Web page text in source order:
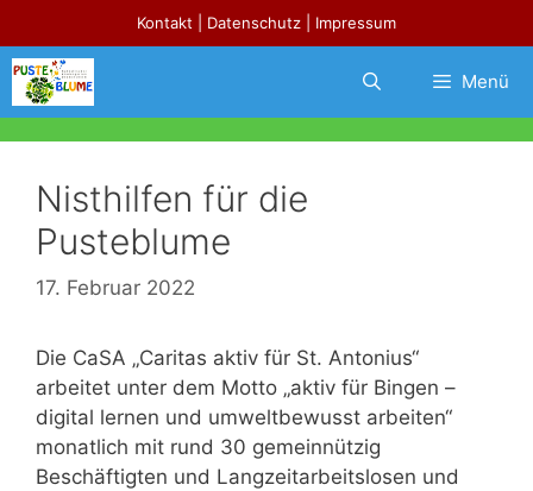
Inhalt
springen
Kontakt Datenschutz Impressum
Menü
Nisthilfen für die
Pusteblume
17. Februar 2022
Die CaSA „Caritas aktiv für St. Antonius“
arbeitet unter dem Motto „aktiv für Bingen –
digital lernen und umweltbewusst arbeiten“
monatlich mit rund 30 gemeinnützig
Beschäftigten und Langzeitarbeitslosen und